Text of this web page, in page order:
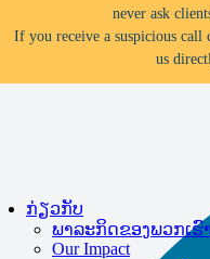
never ask
If you receive a suspicious
us
Be aware of scams: WHRC
never ask
If you receive a suspicious
us
ກ່ຽວກັບ
ພາລະກິດຂອງພວກເຮົ
Our Impact